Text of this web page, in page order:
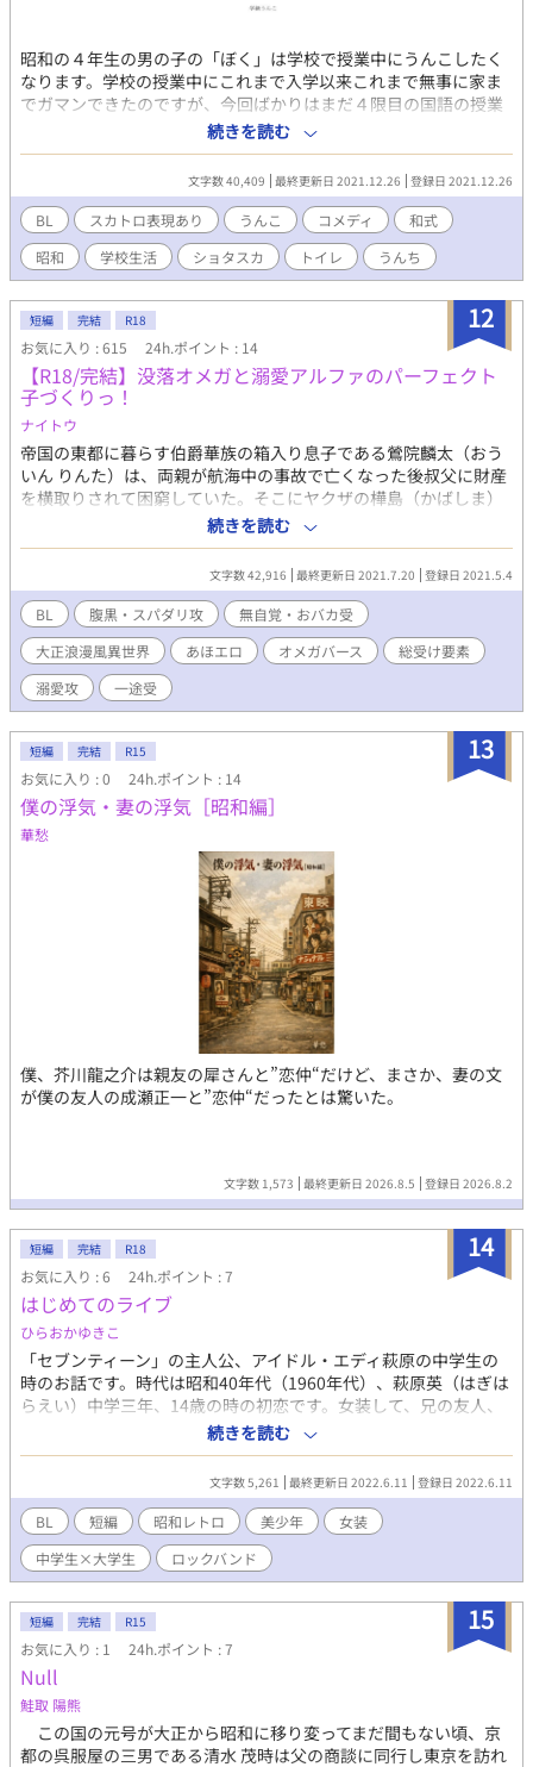
昭和の４年生の男の子の「ぼく」は学校で授業中にうんこしたく
なります。学校の授業中にこれまで入学以来これまで無事に家ま
でガマンできたのですが、今回ばかりはまだ４限目の国語の授業
で、給食もあるのでもう家までガマンできそうもなく、「ぼく」
は授業をこっそり抜け出して初めての学校のトイレでうんこする
ことを決意します。でも初めての学校でのうんこは不安がいっぱ
い・・・それを一つ一つ乗り越えていてうんこするまでの姿を描
いていきます。「けしごむ」さんからいただいたイラスト入り。
続きを読む
文字数 40,409 最終更新日 2021.12.26 登録日 2021.12.26
BL スカトロ表現あり うんこ コメディ
和式
昭和
学校生活 ショタスカ トイレ うんち
12
短編 完結 R18
お気に入り : 615 24h.ポイント : 14
【R18/完結】没落オメガと溺愛アルファのパーフェクト
子づくりっ！
ナイトウ
帝国の東都に暮らす伯爵華族の箱入り息子である鶯院麟太（おう
いん りんた）は、両親が航海中の事故で亡くなった後叔父に財産
を横取りされて困窮していた。そこにヤクザの樺島（かばしま）
がやってきて父親が連帯保証をしていた借金3億圓の返済を迫られ
る。 華族のオメガであることを売りにして、嫁入りの代償に借
金を払ってくれる成金を親友の棚垣（たながき）の協力で探すも
全く見つからず。そんな返済期限前日の夜に、麟太の家にかつて
の初恋の女の子キヨミちゃんが訪ねてきたが、何故かキヨミちゃ
んはアルファのイケメン男になっていた！？【オメガバース要素
あり】 【CP】腹黒財閥御曹司アルファ攻×おバカ無自覚華族オメ
ガ受 ※やや主人公総受け風味ですが、基本は固定カップルです。
他のCP要素は借金取りヤクザ×主と親友×主。 傾向：フェラ、乳
への補足】 ・オメガバース設定は基本テンプレ踏襲で、アルファ
は優秀で性別関係なく孕ませられる、オメガは魅力的で性別関係
なく孕める、くらいのゆるい感じです。今のところは。 ・大正か
ら昭和初期くらいの社会文化イメージですが、そんなに史実や考
証には力を入れていません。異世界だしという体でライトに楽し
続きを読む
文字数 42,916 最終更新日 2021.7.20 登録日 2021.5.4
BL 腹黒・スパダリ攻
無自覚・おバカ受
大正浪漫風異世界
あほエロ オメガバース
総受け要素
溺愛攻
一途受
13
短編 完結 R15
お気に入り : 0 24h.ポイント : 14
僕の浮気・妻の浮気［昭和編］
華愁
僕、芥川龍之介は親友の犀さんと”恋仲“だけど、まさか、妻の文
が僕の友人の成瀬正一と”恋仲“だったとは驚いた。
文字数 1,573 最終更新日 2026.8.5 登録日 2026.8.2
14
短編 完結 R18
お気に入り : 6 24h.ポイント : 7
はじめてのライブ
ひらおかゆきこ
「セブンティーン」の主人公、アイドル・エディ萩原の中学生の
時のお話です。時代は昭和40年代（1960年代）、萩原英（はぎは
らえい）中学三年、14歳の時の初恋です。女装して、兄の友人、
大学生の浩人（ひろと）と、はじめてロックバンドを見に行っ
た、ライブハウスの出来事、そして二人の関係を書いています。
男同士の初めての恋に目覚めた、14歳の夏。 ※17歳になったエデ
ィ萩原のアイドルとしてのお話「セブンティーン」と、「特別な
レッスン」も投稿しています。 ※ムーンライトノベルズ様エブリ
スタ様にも投稿しています。
続きを読む
文字数 5,261 最終更新日 2022.6.11 登録日 2022.6.11
BL 短編 昭和レトロ 美少年
女装
中学生×大学生
ロックバンド
15
短編 完結 R15
お気に入り : 1 24h.ポイント : 7
Null
鮭取 陽熊
この国の元号が大正から昭和に移り変ってまだ間もない頃、京
都の呉服屋の三男である清水 茂時は父の商談に同行し東京を訪れ